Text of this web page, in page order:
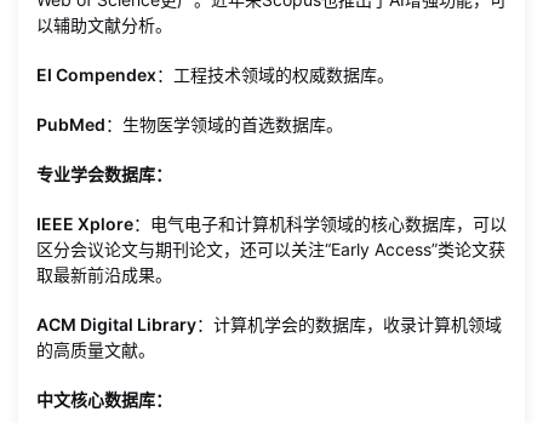
以辅助文献分析。
EI Compendex：工程技术领域的权威数据库。
PubMed：生物医学领域的首选数据库。
专业学会数据库：
IEEE Xplore：电气电子和计算机科学领域的核心数据库，可以
区分会议论文与期刊论文，还可以关注“Early Access”类论文获
取最新前沿成果。
ACM Digital Library：计算机学会的数据库，收录计算机领域
的高质量文献。
中文核心数据库：